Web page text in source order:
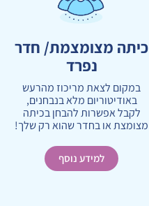
כיתה מצומצמת/ חדר
נפרד
במקום לצאת מריכוז מהרעש
באודיטוריום מלא בנבחנים,
לקבל אפשרות להבחן בכיתה
מצומצת או בחדר שהוא רק שלך!
למידע נוסף